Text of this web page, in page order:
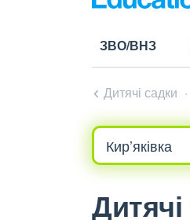
ЗВО/ВНЗ
Дитячі садки
Дитячі